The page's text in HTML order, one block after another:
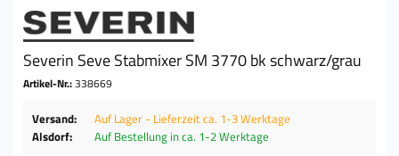
Severin Seve Stabmixer SM 3770 bk schwarz/grau
Artikel-Nr.:338669
Versand:
Auf Lager - Lieferzeit ca. 1-3 Werktage
Alsdorf:
Auf Bestellung in ca. 1-2 Werktage